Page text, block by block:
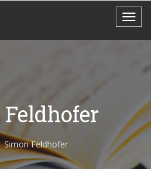
Simon Feldhofer